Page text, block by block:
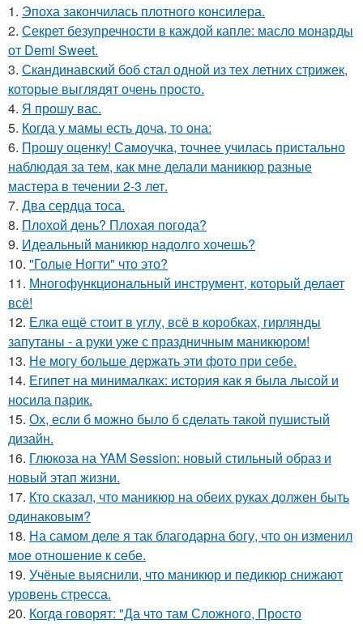
1. Эпоха закончилась плотного консилера.
2. Секрет безупречности в каждой капле: масло монарды
от Demi Sweet.
3. Скандинавский боб стал одной из тех летних стрижек,
которые выглядят очень просто.
4. Я прошу вас.
5. Когда у мамы есть доча, то она:
6. Прошу оценку! Самоучка, точнее училась пристально
наблюдая за тем, как мне делали маникюр разные
мастера в течении 2-3 лет.
7. Два сердца тоса.
8. Плохой день? Плохая погода?
9. Идеальный маникюр надолго хочешь?
10. "Голые Ногти" что это?
11. Многофункциональный инструмент, который делает
всё!
12. Елка ещё стоит в углу, всё в коробках, гирлянды
запутаны - а руки уже с праздничным маникюром!
13. Не могу больше держать эти фото при себе.
14. Египет на минималках: история как я была лысой и
носила парик.
15. Ох, если б можно было б сделать такой пушистый
дизайн.
16. Глюкоза на YAM Session: новый стильный образ и
новый этап жизни.
17. Кто сказал, что маникюр на обеих руках должен быть
одинаковым?
18. На самом деле я так благодарна богу, что он изменил
мое отношение к себе.
19. Учёные выяснили, что маникюр и педикюр снижают
уровень стресса.
20. Когда говорят: "Да что там Сложного, Просто